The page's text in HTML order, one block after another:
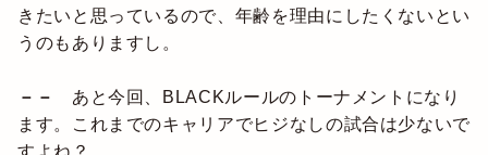
きたいと思っているので、年齢を理由にしたくないとい
うのもありますし。
－－ あと今回、BLACKルールのトーナメントになり
ます。これまでのキャリアでヒジなしの試合は少ないで